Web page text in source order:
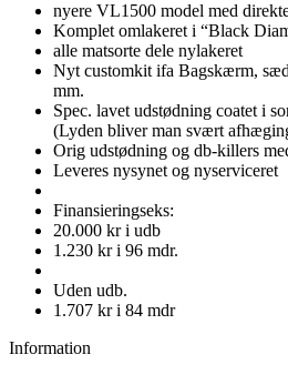
nyere VL1500 model med
Komplet omlakeret i “Black
alle matsorte dele nylakeret
Nyt customkit ifa Bagskærm,
mm.
Spec. lavet udstødning coatet i
(Lyden bliver man svært
Orig udstødning og db-killers
Leveres nysynet og nyserviceret
Finansieringseks:
20.000 kr i udb
1.230 kr i 96 mdr.
Uden udb.
1.707 kr i 84 mdr
Information